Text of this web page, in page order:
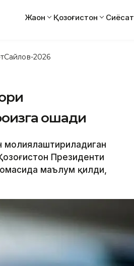
Жаҳон Қозоғистон Сиёсат
Сайлов-2026
ошади
молиялаштириладиган
Президенти
маълум қилди,